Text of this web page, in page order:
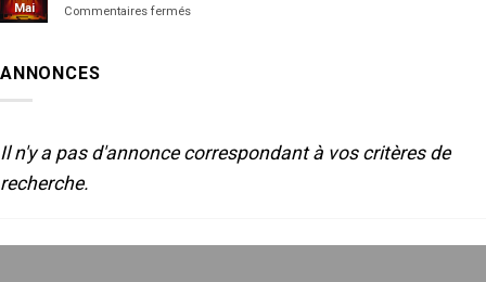
amateur
Mai Commentaires ferméssur
ANNONCES
Il n'y a pas d'annonce correspondant à vos critères de
recherche.